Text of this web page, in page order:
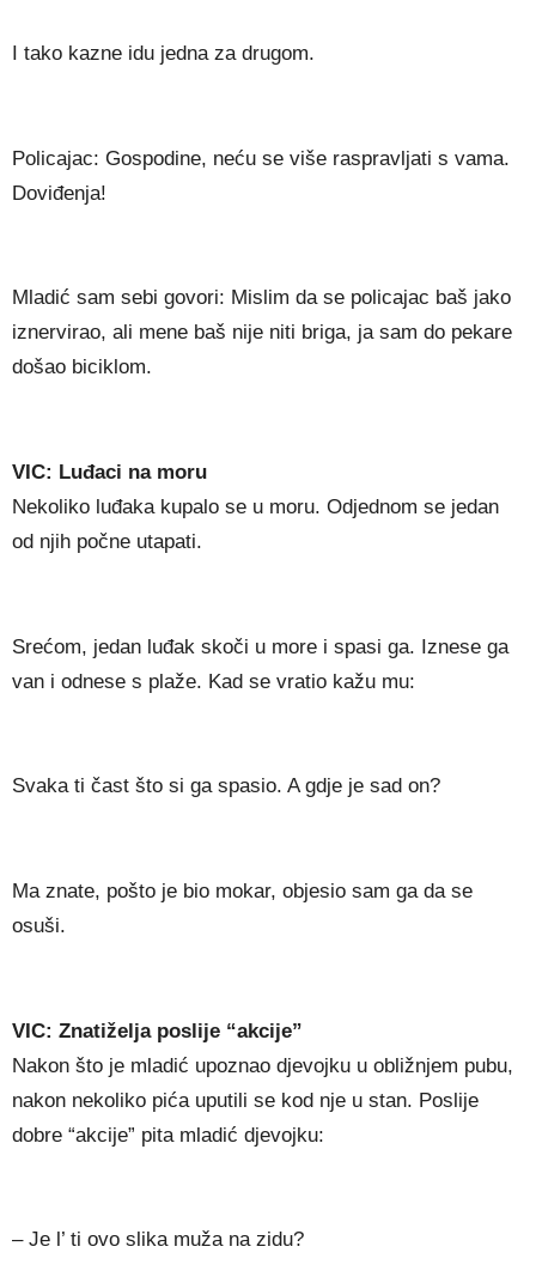
I tako kazne idu jedna za drugom.
Policajac: Gospodine, neću se više raspravljati s vama.
Doviđenja!
Mladić sam sebi govori: Mislim da se policajac baš jako
iznervirao, ali mene baš nije niti briga, ja sam do pekare
došao biciklom.
VIC: Luđaci na moru
Nekoliko luđaka kupalo se u moru. Odjednom se jedan
od njih počne utapati.
Srećom, jedan luđak skoči u more i spasi ga. Iznese ga
van i odnese s plaže. Kad se vratio kažu mu:
Svaka ti čast što si ga spasio. A gdje je sad on?
Ma znate, pošto je bio mokar, objesio sam ga da se
osuši.
VIC: Znatiželja poslije “akcije”
Nakon što je mladić upoznao djevojku u obližnjem pubu,
nakon nekoliko pića uputili se kod nje u stan. Poslije
dobre “akcije” pita mladić djevojku:
– Je l’ ti ovo slika muža na zidu?